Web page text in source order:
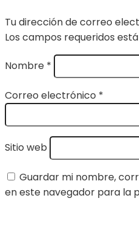
Tu dirección de correo
Los campos requeridos
Nombre *
Correo electrónico *
Sitio web
Guardar mi nombre,
en este navegador para la